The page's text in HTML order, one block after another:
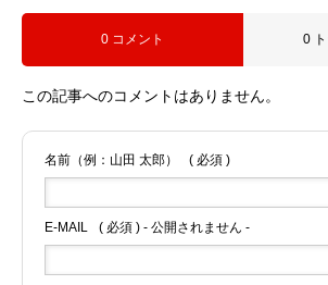
0 コメント 0
この記事へのコメントはありません。
名前（例：山田 太郎） ( 必須 )
E-MAIL ( 必須 ) - 公開されません -